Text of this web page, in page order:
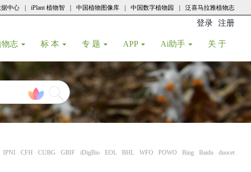
中心 iPlant 植物智 中国植物图像库 中国数字植物园 泛喜马拉雅植物志
登录 注册
物志 标 本 专 题 APP Ai助手 关 于
IPNI CFH CUBG GBIF iDigBio EOL BHL WFO POWO Bing Baidu duocet